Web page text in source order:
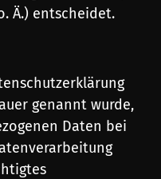
Ä.) entscheidet.
genannt wurde,
Daten bei